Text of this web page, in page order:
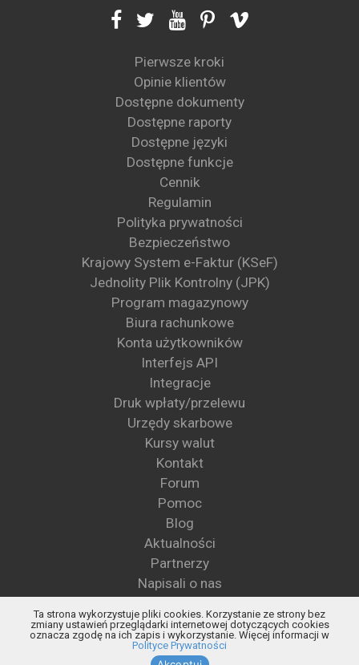
Pierwsze kroki
Opinie klientów
Dostępne dokumenty
Dostępne raporty
Dostępne języki
Dostępne funkcje
Cennik
Regulamin
Polityka prywatności
Bezpieczeństwo
Krajowy System e-Faktur (KSeF)
Jednolity Plik Kontrolny (JPK)
Program magazynowy
Biura rachunkowe
Konta użytkowników
Interfejs API
Integracje
Druk wpłaty/przelewu
Urzędy skarbowe
Kursy walut
Kontakt
Forum
Pomoc
Blog
Aktualności
Partnerzy
Napisali o nas
Blog KSeF
Status KSeF
Ta strona wykorzystuje pliki cookies. Korzystanie ze strony bez
zmiany ustawień przeglądarki internetowej dotyczących cookies
oznacza zgodę na ich zapis i wykorzystanie. Więcej informacji w
Polityce Prywatności